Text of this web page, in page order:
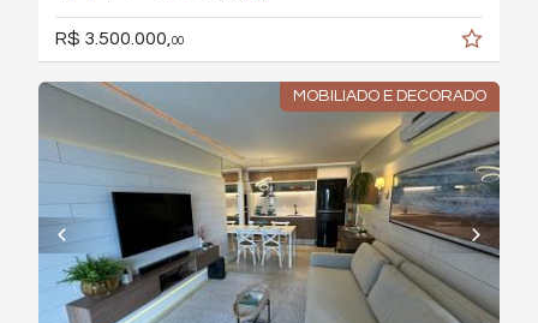
R$ 3.500.000, 00
MOBILIADO E DECORADO